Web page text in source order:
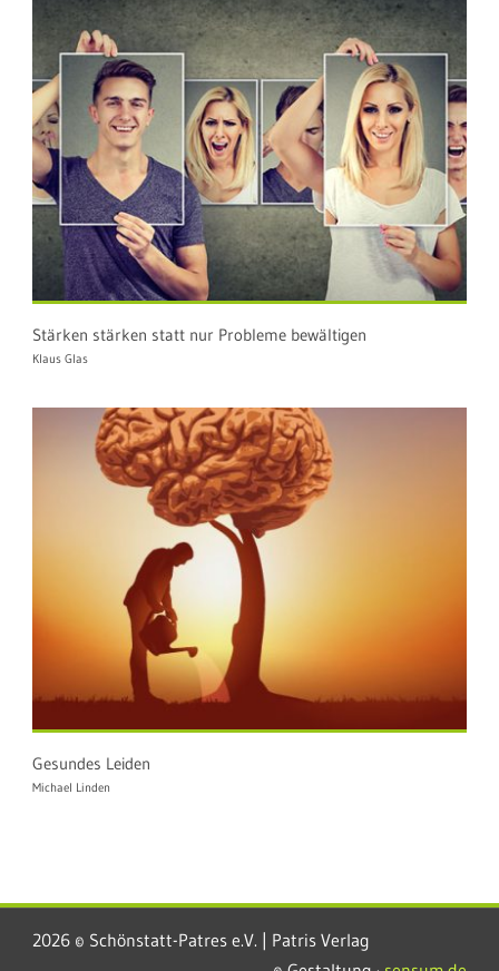
Stärken stärken statt nur Probleme bewältigen
Klaus Glas
Gesundes Leiden
Michael Linden
2026 © Schönstatt-Patres e.V. | Patris Verlag